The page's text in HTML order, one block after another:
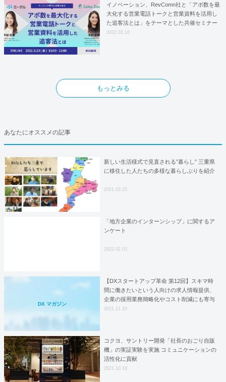
イノベーション、RevComn社と「アポ数を最
大化する営業電話トークと営業資料を活用し
た追客法とは」をテーマとした共催セミナー
を開催！
2022.03.16
もっとみる
あなたにオススメの記事
新しい生活様式で見直される”暮らし” 三重県
に移住した人たちの多様な暮らしぶりを紹介
2021.03.25
「地方企業のインターンシップ」に関するア
ンケート
2022.02.03
DX マガジン
【DXスタートアップ革命 第12回】スキマ時
間に働きたいという人向けの求人情報提供、
企業の採用業務簡略化やコスト削減にも寄与
2021.11.16
コクヨ、サントリー開発「社長のおごり自販
機」の実証実験を実施 コミュニケーションの
活性化に貢献
2021.10.19